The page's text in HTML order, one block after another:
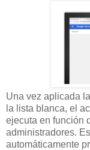
Una vez aplicada
la lista blanca, el
ejecuta en función
administradores.
automáticamente